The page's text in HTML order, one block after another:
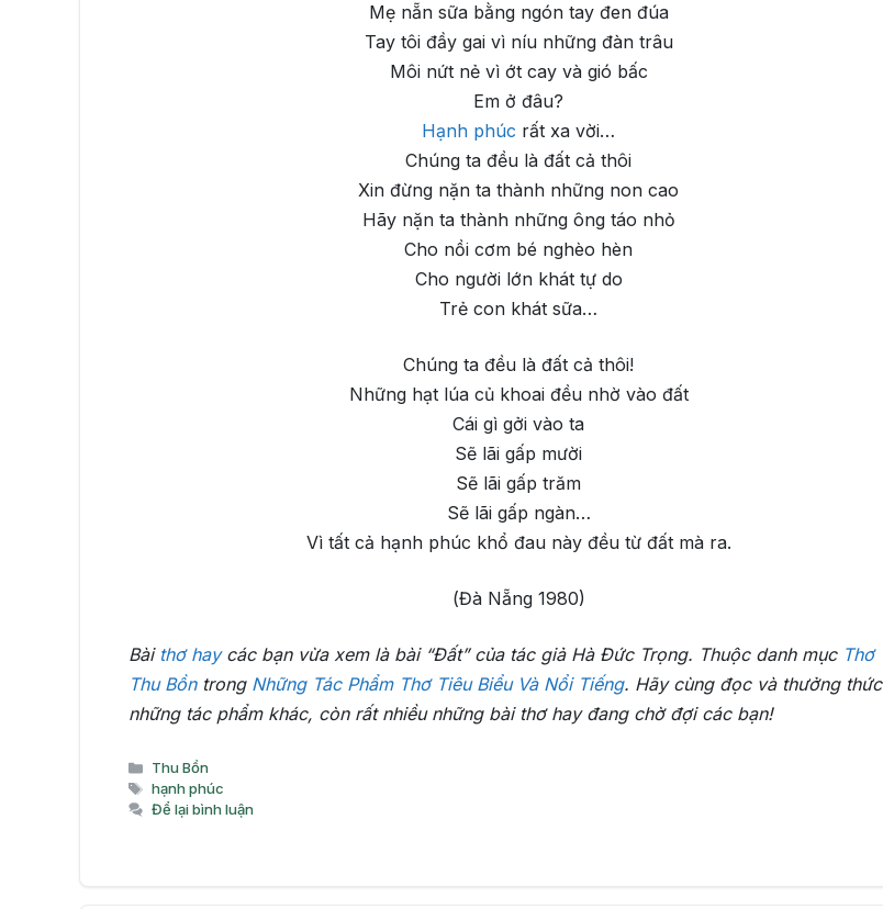
Mẹ nẵn sữa bằng ngón tay đen đúa
Tay tôi đầy gai vì níu những đàn trâu
Môi nứt nẻ vì ớt cay và gió bấc
Em ở đâu?
Hạnh phúc rất xa vời…
Chúng ta đều là đất cả thôi
Xin đừng nặn ta thành những non cao
Hãy nặn ta thành những ông táo nhỏ
Cho nồi cơm bé nghèo hèn
Cho người lớn khát tự do
Trẻ con khát sữa…
Chúng ta đều là đất cả thôi!
Những hạt lúa củ khoai đều nhờ vào đất
Cái gì gởi vào ta
Sẽ lãi gấp mười
Sẽ lãi gấp trăm
Sẽ lãi gấp ngàn…
Vì tất cả hạnh phúc khổ đau này đều từ đất mà ra.
(Đà Nẵng 1980)
Bài thơ haycác bạn vừa xem là bài “Đất” của tác giả Hà Đức Trọng. Thuộc danh mục Thơ
Thu Bồntrong Những Tác Phẩm Thơ Tiêu Biểu Và Nổi Tiếng. Hãy cùng đọc và thưởng thức
những tác phẩm khác, còn rất nhiều những bài thơ hay đang chờ đợi các bạn!
Danh
mục
Thu Bồn
Thẻ
hạnh phúc
Để lại bình luận